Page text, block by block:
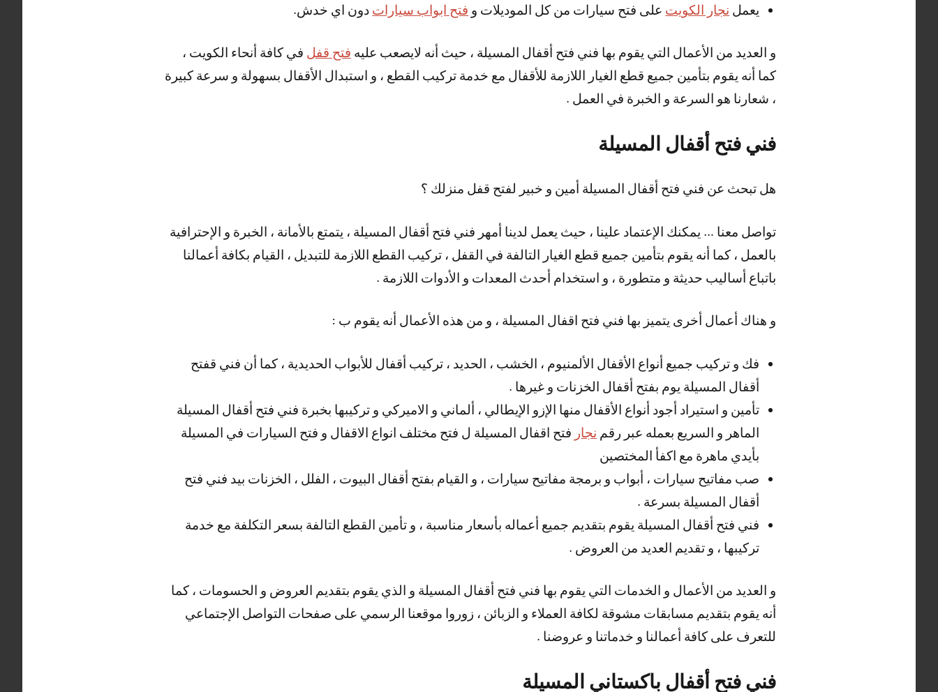
يعمل نجار الكويت على فتح سيارات من كل الموديلات و فتح ابواب سيارات دون اي خدش.
و العديد من الأعمال التي يقوم بها فني فتح أقفال المسيلة ، حيث أنه لايصعب عليه فتح قفل في كافة أنحاء الكويت ،
كما أنه يقوم بتأمين جميع قطع الغيار اللازمة للأقفال مع خدمة تركيب القطع ، و استبدال الأقفال بسهولة و سرعة كبيرة
، شعارنا هو السرعة و الخبرة في العمل .
فني فتح أقفال المسيلة
هل تبحث عن فني فتح أقفال المسيلة أمين و خبير لفتح قفل منزلك ؟
تواصل معنا … يمكنك الإعتماد علينا ، حيث يعمل لدينا أمهر فني فتح أقفال المسيلة ، يتمتع بالأمانة ، الخبرة و الإحترافية
بالعمل ، كما أنه يقوم بتأمين جميع قطع الغيار التالفة في القفل ، تركيب القطع اللازمة للتبديل ، القيام بكافة أعمالنا
باتباع أساليب حديثة و متطورة ، و استخدام أحدث المعدات و الأدوات اللازمة .
و هناك أعمال أخرى يتميز بها فني فتح اقفال المسيلة ، و من هذه الأعمال أنه يقوم ب :
فك و تركيب جميع أنواع الأقفال الألمنيوم ، الخشب ، الحديد ، تركيب أقفال للأبواب الحديدية ، كما أن فني قفتح
أقفال المسيلة يوم بفتح أقفال الخزنات و غيرها .
تأمين و استيراد أجود أنواع الأقفال منها الإزو الإيطالي ، ألماني و الاميركي و تركيبها بخبرة فني فتح أقفال المسيلة
الماهر و السريع بعمله عبر رقم نجار فتح اقفال المسيلة ل فتح مختلف انواع الاقفال و فتح السيارات في المسيلة
بأيدي ماهرة مع اكفأ المختصين
صب مفاتيح سيارات ، أبواب و برمجة مفاتيح سيارات ، و القيام بفتح أقفال البيوت ، الفلل ، الخزنات بيد فني فتح
أقفال المسيلة بسرعة .
فني فتح أقفال المسيلة يقوم بتقديم جميع أعماله بأسعار مناسبة ، و تأمين القطع التالفة بسعر التكلفة مع خدمة
تركيبها ، و تقديم العديد من العروض .
و العديد من الأعمال و الخدمات التي يقوم بها فني فتح أقفال المسيلة و الذي يقوم بتقديم العروض و الحسومات ، كما
أنه يقوم بتقديم مسابقات مشوقة لكافة العملاء و الزبائن ، زوروا موقعنا الرسمي على صفحات التواصل الإجتماعي
للتعرف على كافة أعمالنا و خدماتنا و عروضنا .
فني فتح أقفال باكستاني المسيلة